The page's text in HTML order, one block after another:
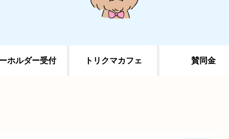
ホルダー受付 トリクマカフェ 賛同金